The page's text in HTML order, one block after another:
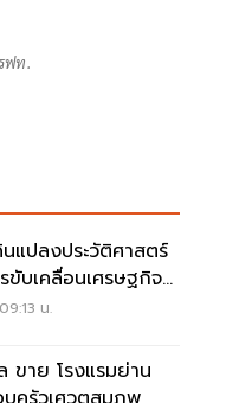
ฟท.
แปลงประวัติศาสตร์
บเคลื่อนเศรษฐกิจ
น.
ขาย โรงแรมย่าน